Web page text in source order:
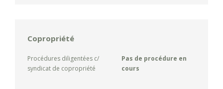
Copropriété
Procédures diligentées c/
syndicat de copropriété
Pas de procédure en
cours